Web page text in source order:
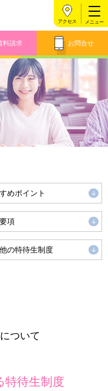
料請求 お問合せ
アクセス
めポイント
項
の特待生制度
について
特待生制度